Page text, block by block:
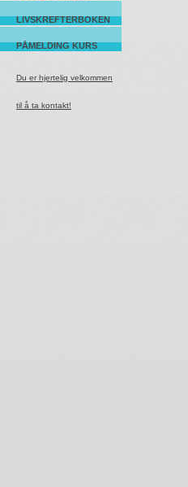
LIVSKREFTERBOKEN
PÅMELDING KURS
Du er hjertelig velkommen
til å ta kontakt!